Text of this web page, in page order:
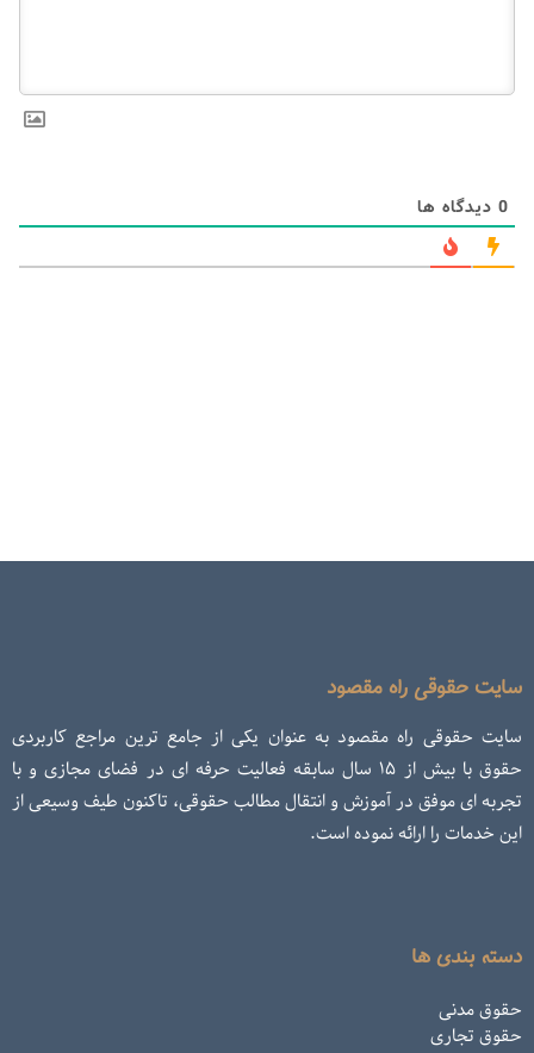
0 دیدگاه ها
سایت حقوقی راه مقصود
سایت حقوقی راه مقصود به عنوان یکی از جامع ترین مراجع کاربردی
حقوق با بیش از ۱۵ سال سابقه فعالیت حرفه ای در فضای مجازی و با
تجربه ای موفق در آموزش و انتقال مطالب حقوقی، تاکنون طیف وسیعی از
این خدمات را ارائه نموده است.
دسته بندی ها
حقوق مدنی
حقوق تجاری